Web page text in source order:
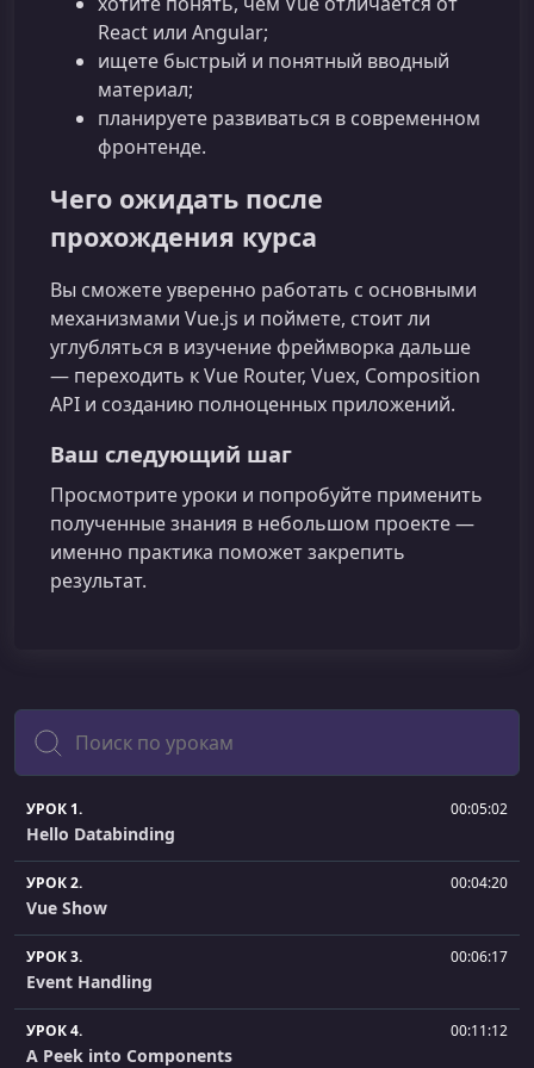
React или Angular;
ищете быстрый и понятный вводный
материал;
планируете развиваться в современном
фронтенде.
Чего ожидать после
прохождения курса
Вы сможете уверенно работать с основными
механизмами Vue.js и поймете, стоит ли
углубляться в изучение фреймворка дальше
— переходить к Vue Router, Vuex, Composition
API и созданию полноценных приложений.
Ваш следующий шаг
Просмотрите уроки и попробуйте применить
полученные знания в небольшом проекте —
именно практика поможет закрепить
результат.
Поиск
УРОК 1. 00:05:02
Hello Databinding
УРОК 2. 00:04:20
Vue Show
УРОК 3. 00:06:17
Event Handling
УРОК 4. 00:11:12
A Peek into Components